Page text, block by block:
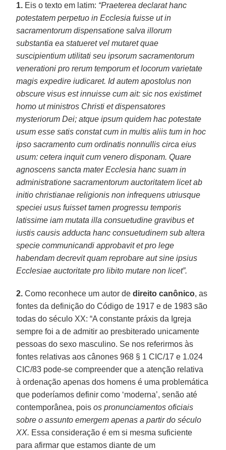
1. Eis o texto em latim: “Praeterea declarat hanc
potestatem perpetuo in Ecclesia fuisse ut in
sacramentorum dispensatione salva illorum
substantia ea statueret vel mutaret quae
suscipientium utilitati seu ipsorum sacramentorum
venerationi pro rerum temporum et locorum varietate
magis expedire iudicaret. Id autem apostolus non
obscure visus est innuisse cum ait: sic nos existimet
homo ut ministros Christi et dispensatores
mysteriorum Dei; atque ipsum quidem hac potestate
usum esse satis constat cum in multis aliis tum in hoc
ipso sacramento cum ordinatis nonnullis circa eius
usum: cetera inquit cum venero disponam. Quare
agnoscens sancta mater Ecclesia hanc suam in
administratione sacramentorum auctoritatem licet ab
initio christianae religionis non infrequens utriusque
speciei usus fuisset tamen progressu temporis
latissime iam mutata illa consuetudine gravibus et
iustis causis adducta hanc consuetudinem sub altera
specie communicandi approbavit et pro lege
habendam decrevit quam reprobare aut sine ipsius
Ecclesiae auctoritate pro libito mutare non licet”.
2. Como reconhece um autor dedireito canônico, as
fontes da definição do Código de 1917 e de 1983 são
todas do século XX: “A constante práxis da Igreja
sempre foi a de admitir ao presbiterado unicamente
pessoas do sexo masculino. Se nos referirmos às
fontes relativas aos cânones 968 § 1 CIC/17 e 1.024
CIC/83 pode-se compreender que a atenção relativa
à ordenação apenas dos homens é uma problemática
que poderíamos definir como ‘moderna’, senão até
contemporânea, poisos pronunciamentos oficiais
sobre o assunto emergem apenas a partir do século
XX. Essa consideração é em si mesma suficiente
para afirmar que estamos diante de um